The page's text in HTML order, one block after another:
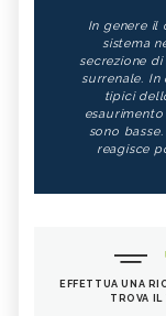
In genere il
sistema
secrezione
surrenale. In
tipici
sono
reagisce
EFFETTUA UNA
TROVA IL